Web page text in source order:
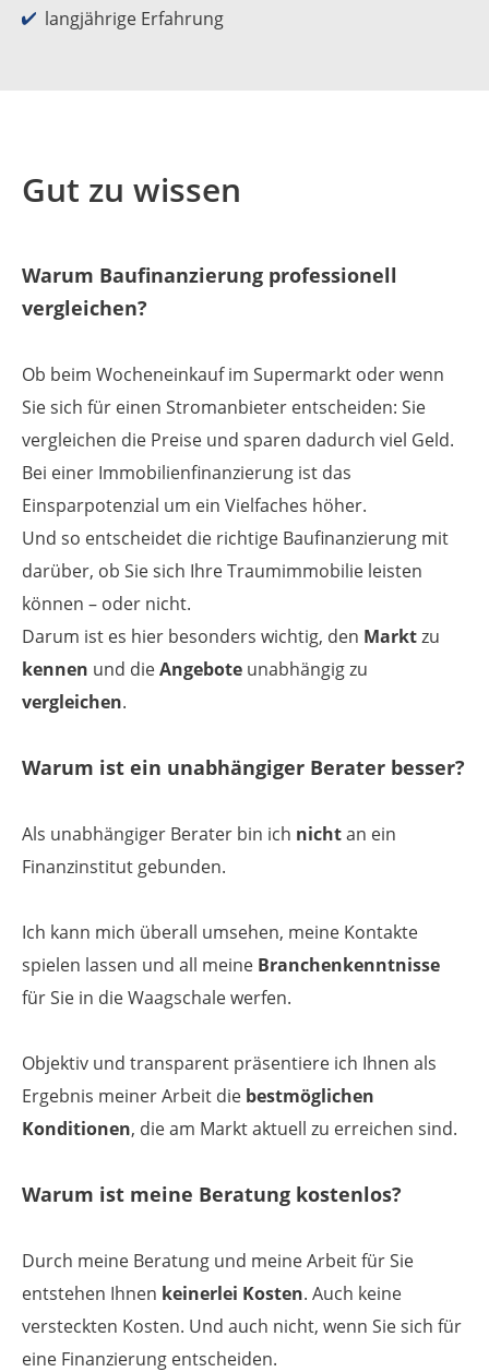
langjährige Erfahrung
Gut zu wissen
Warum Baufinanzierung professionell
vergleichen?
Ob beim Wocheneinkauf im Supermarkt oder wenn
Sie sich für einen Strom­anbieter entscheiden: Sie
vergleichen die Preise und sparen dadurch viel Geld.
Bei einer Immobilienfinanzierung ist das
Einsparpotenzial um ein Vielfaches höher.
Und so entscheidet die richtige Bau­finanzierung mit
darüber, ob Sie sich Ihre Traum­immobilie leisten
können – oder nicht.
Darum ist es hier besonders wichtig, den Marktzu
kennen und dieAngebote unabhängig zu
vergleichen.
Warum ist ein unabhängiger Berater besser?
Als unabhängiger Berater bin ich nichtan ein
Finanzinstitut gebunden.
Ich kann mich überall umsehen, meine Kontakte
spielen lassen und all meine Branchenkenntnisse
für Sie in die Waagschale werfen.
Objektiv und transparent präsentiere ich Ihnen als
Ergebnis meiner Arbeit die bestmöglichen
Konditionen, die am Markt aktuell zu erreichen sind.
Warum ist meine Beratung kostenlos?
Durch meine Beratung und meine Arbeit für Sie
entstehen Ihnen keinerlei Kosten. Auch keine
versteckten Kosten. Und auch nicht, wenn Sie sich für
eine Finanzierung ent­scheiden.